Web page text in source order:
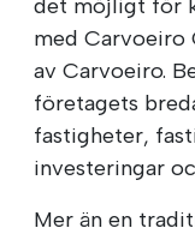
det möjligt för
med
av Carvoeiro.
företagets
fastigheter,
investeringar
Mer än en